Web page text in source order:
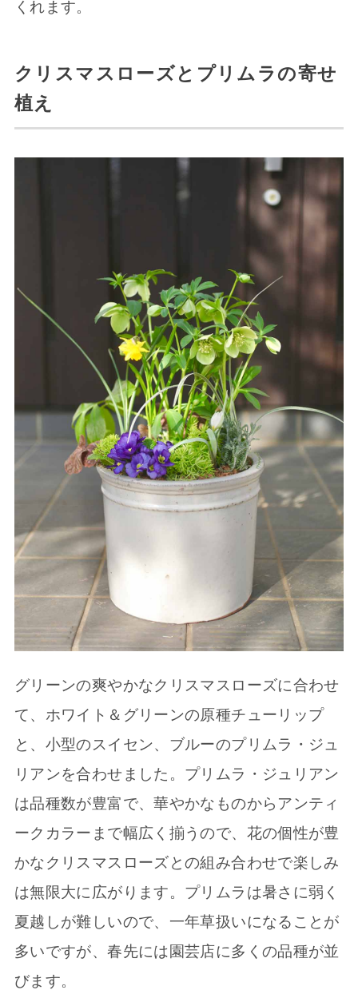
くれます。
クリスマスローズとプリムラの寄せ
植え
グリーンの爽やかなクリスマスローズに合わせ
て、ホワイト＆グリーンの原種チューリップ
と、小型のスイセン、ブルーのプリムラ・ジュ
リアンを合わせました。プリムラ・ジュリアン
は品種数が豊富で、華やかなものからアンティ
ークカラーまで幅広く揃うので、花の個性が豊
かなクリスマスローズとの組み合わせで楽しみ
は無限大に広がります。プリムラは暑さに弱く
夏越しが難しいので、一年草扱いになることが
多いですが、春先には園芸店に多くの品種が並
びます。